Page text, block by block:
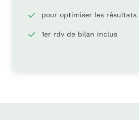
pour optimiser les résultats
1er rdv de bilan inclus